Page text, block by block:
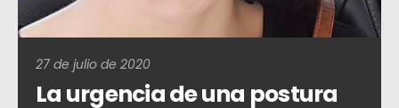
27 de julio de 2020
La urgencia de una postura